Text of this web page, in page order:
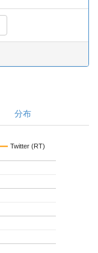
分布
Twitter (RT)